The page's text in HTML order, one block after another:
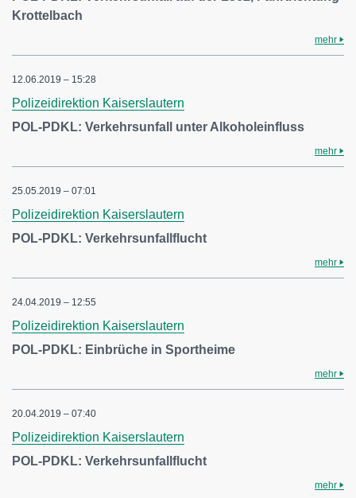
Krottelbach
mehr
12.06.2019 – 15:28
Polizeidirektion Kaiserslautern
POL-PDKL: Verkehrsunfall unter Alkoholeinfluss
mehr
25.05.2019 – 07:01
Polizeidirektion Kaiserslautern
POL-PDKL: Verkehrsunfallflucht
mehr
24.04.2019 – 12:55
Polizeidirektion Kaiserslautern
POL-PDKL: Einbrüche in Sportheime
mehr
20.04.2019 – 07:40
Polizeidirektion Kaiserslautern
POL-PDKL: Verkehrsunfallflucht
mehr